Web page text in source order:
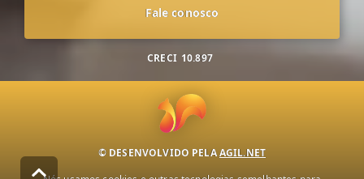
Fale conosco
CRECI 10.897
© DESENVOLVIDO PELAAGIL.NET